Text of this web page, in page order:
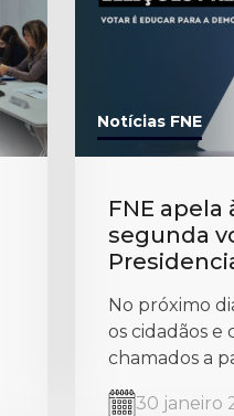
Notícias FNE
FNE apela
segunda
No próximo
os cidadãos e
chamados a
30 janeiro